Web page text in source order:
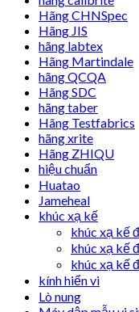
Hãng CHNSpec
Hãng JIS
hãng labtex
Hãng Martindale
hãng QCQA
Hãng SDC
hãng taber
Hãng Testfabrics
hãng xrite
Hãng ZHIQU
hiệu chuẩn
Huatao
Jameheal
khúc xạ kế
khúc xạ kế
khúc xạ kế
khúc xạ kế
kính hiển vi
Lò nung